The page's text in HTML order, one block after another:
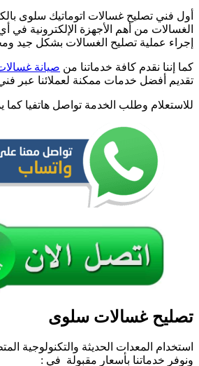
أول فني تصليح غسالات اتوماتيك سلوى
الغسالات من أهم الأجهزة الإلكترونية
إجراء عملية تصليح الغسالات بشكل جيد
كما إننا نقدم كافة خدماتنا من صيانة
تقديم أفضل خدمات ممكنة لعملائنا عبر
للاستعلام وطلب الخدمة تواصل هاتفيا
تصليح غسالات سلوى
استخدام المعدات الحديثة والتكنولوجية
ونوفر خدماتنا بأسعار مقبولة في :